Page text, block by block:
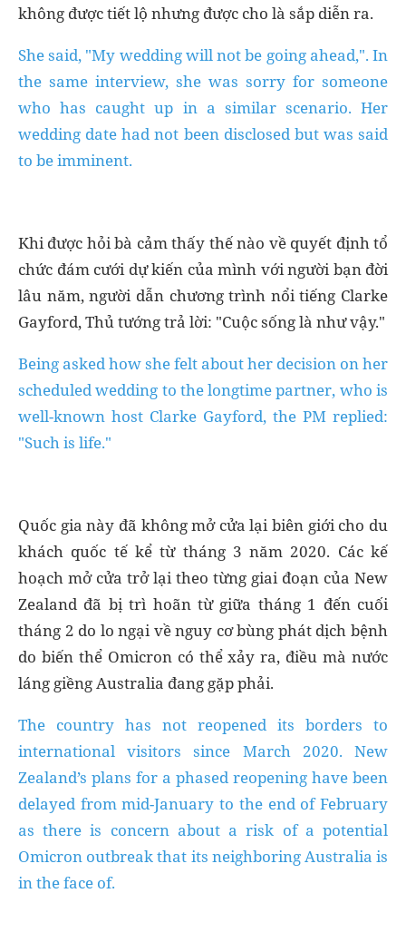
không được tiết lộ nhưng được cho là sắp diễn ra.
She said, "My wedding will not be going ahead,". In
the same interview, she was sorry for someone
who has caught up in a similar scenario. Her
wedding date had not been disclosed but was said
to be imminent.
Khi được hỏi bà cảm thấy thế nào về quyết định tổ
chức đám cưới dự kiến của mình với người bạn đời
lâu năm, người dẫn chương trình nổi tiếng Clarke
Gayford, Thủ tướng trả lời: "Cuộc sống là như vậy."
Being asked how she felt about her decision on her
scheduled wedding to the longtime partner, who is
well-known host Clarke Gayford, the PM replied:
"Such is life."
Quốc gia này đã không mở cửa lại biên giới cho du
khách quốc tế kể từ tháng 3 năm 2020. Các kế
hoạch mở cửa trở lại theo từng giai đoạn của New
Zealand đã bị trì hoãn từ giữa tháng 1 đến cuối
tháng 2 do lo ngại về nguy cơ bùng phát dịch bệnh
do biến thể Omicron có thể xảy ra, điều mà nước
láng giềng Australia đang gặp phải.
The country has not reopened its borders to
international visitors since March 2020. New
Zealand’s plans for a phased reopening have been
delayed from mid-January to the end of February
as there is concern about a risk of a potential
Omicron outbreak that its neighboring Australia is
in the face of.